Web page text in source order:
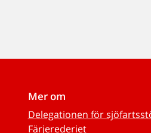
Mer om
Delegationen för
Färjerederiet